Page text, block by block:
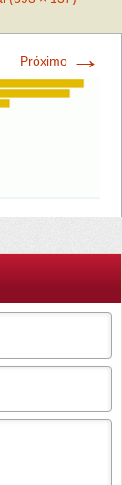
Próximo →